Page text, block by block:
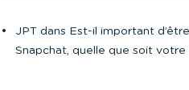
JPT dans Est-il important
Snapchat, quelle que soit votre